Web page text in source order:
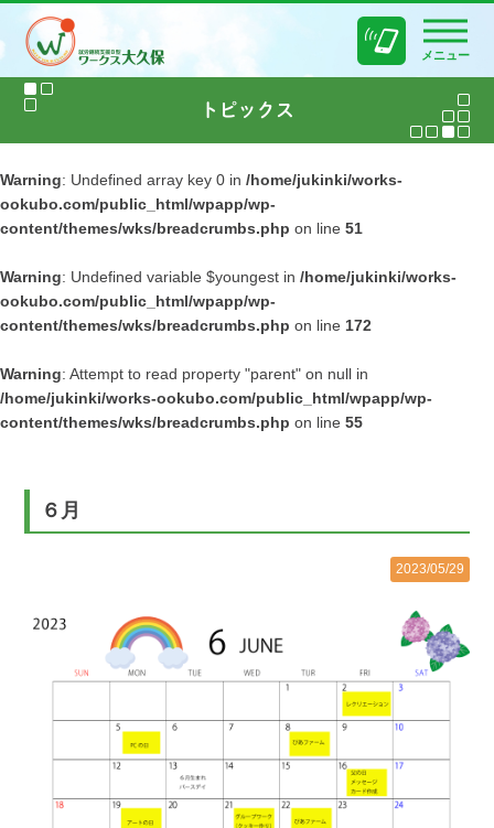
メニュー
Warning: Undefined array key 0 in /home/jukinki/works-
ookubo.com/public_html/wpapp/wp-
content/themes/wks/breadcrumbs.php on line 51
Warning: Undefined variable $youngest in /home/jukinki/works-
ookubo.com/public_html/wpapp/wp-
content/themes/wks/breadcrumbs.php on line 172
Warning: Attempt to read property "parent" on null in
/home/jukinki/works-ookubo.com/public_html/wpapp/wp-
content/themes/wks/breadcrumbs.php on line 55
６月
2023/05/29